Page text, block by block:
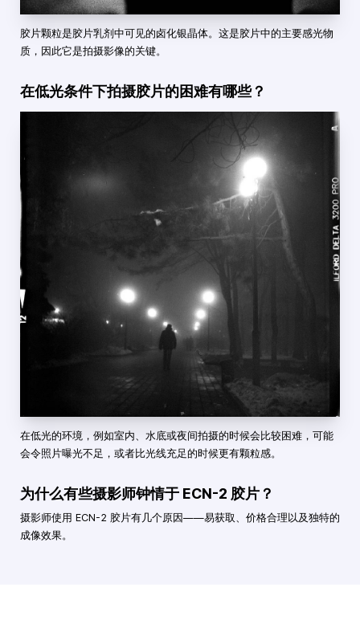
胶片颗粒是胶片乳剂中可见的卤化银晶体。这是胶片中的主要感光物
质，因此它是拍摄影像的关键。
在低光条件下拍摄胶片的困难有哪些？
在低光的环境，例如室内、水底或夜间拍摄的时候会比较困难，可能
会令照片曝光不足，或者比光线充足的时候更有颗粒感。
为什么有些摄影师钟情于 ECN-2 胶片？
摄影师使用 ECN-2 胶片有几个原因——易获取、价格合理以及独特的
成像效果。